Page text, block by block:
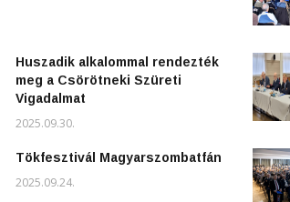
Huszadik alkalommal rendezték
meg a Csörötneki Szüreti
Vigadalmat
2025.09.30.
Tökfesztivál Magyarszombatfán
2025.09.24.